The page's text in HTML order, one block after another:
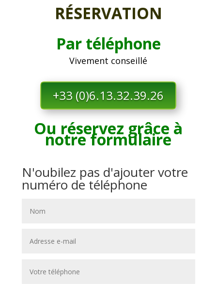
RÉSERVATION
Par téléphone
Vivement conseillé
+33 (0)6.13.32.39.26
Ou réservez grâce à
notre formulaire
N'oubilez pas d'ajouter votre
numéro de téléphone